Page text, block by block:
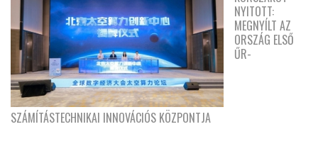
NYITOTT:
MEGNYÍLT AZ
ORSZÁG ELSŐ
ŰR-
SZÁMÍTÁSTECHNIKAI INNOVÁCIÓS KÖZPONTJA